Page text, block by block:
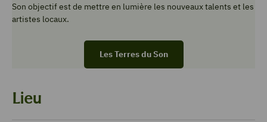
Son objectif est de mettre en lumière les nouveaux talents et les
artistes locaux.
Les Terres du Son
Lieu